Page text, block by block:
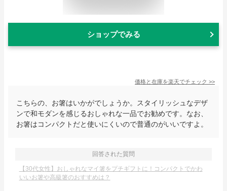
ショップでみる
価格と在庫を楽天でチェック >>
こちらの、お箸はいかがでしょうか。スタイリッシュなデザ
ンで和モダンを感じるおしゃれな一品でお勧めです。なお、
お箸はコンパクトだと使いにくいので普通のがいいですよ。
回答された質問
【30代女性】おしゃれなマイ箸をプチギフトに！コンパクトでかわ
いいお箸や高級箸のおすすめは？